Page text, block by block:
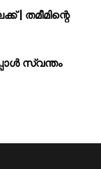
| തമീമിന്റെ
സ്വന്തം